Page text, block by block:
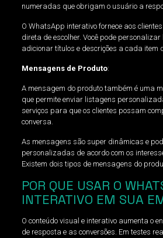
numeradas que obrigam o usuário a
O WhatsApp interativo fornece aos
direta de escolher. Você pode personalizar
adicionar títulos e descrições a cada item
Mensagens de Produto:
A mensagem do produto também é uma
que permite enviar listagens
serviços para que os clientes possam
conversa.
As mensagens são super dinâmicas e
personalizadas de acordo com os
Existem dois tipos de mensagens do
POR QUE USAR O
INTERATIVO EM SUA
O conteúdo visual e interativo aumenta o
de resposta e as conversões. Em testes